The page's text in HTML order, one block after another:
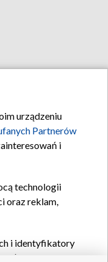
urządzeniu
Partnerów
i
technologii
oraz reklam,
i identyfikatory